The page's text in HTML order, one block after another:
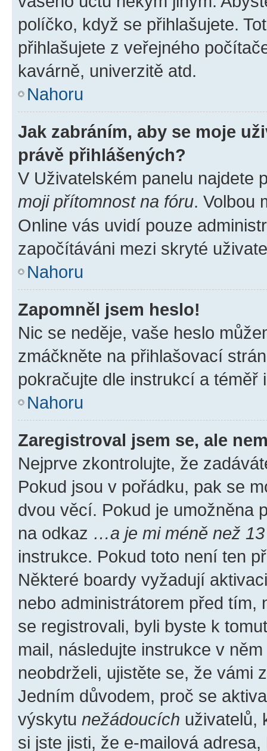
políčko, když se přihlašujete.
přihlašujete z veřejného
kavárně, univerzitě atd.
Nahoru
Jak zabráním, aby se moje
právě přihlášených?
V Uživatelském panelu najdete
moji přítomnost na fóru. Volbou
Online vás uvidí pouze
započítáváni mezi skryté
Nahoru
Zapomněl jsem heslo!
Nic se neděje, vaše heslo
zmáčkněte na přihlašovací
pokračujte dle instrukcí a téměř
Nahoru
Zaregistroval jsem se, ale
Nejprve zkontrolujte, že
Pokud jsou v pořádku, pak se
dvou věcí. Pokud je umožněna
na odkaz …a je mi méně než
instrukce. Pokud toto není ten
Některé boardy vyžadují
nebo administrátorem před tím,
se registrovali, byli byste k
mail, následujte instrukce v
neobdrželi, ujistěte se, že vámi
Jedním důvodem, proč se
výskytu nežádoucích uživatelů,
si jste jisti, že e-mailová